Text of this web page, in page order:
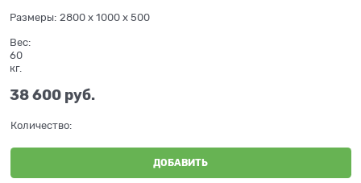
Размеры: 2800 x 1000 x 500
Вес:
60
кг.
38 600 руб.
Количество:
ДОБАВИТЬ